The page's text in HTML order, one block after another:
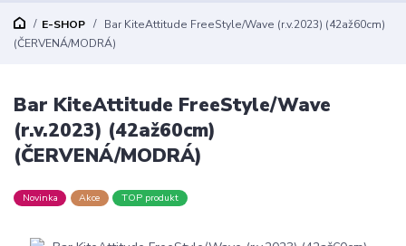
E-SHOP
Bar KiteAttitude FreeStyle/Wave (r.v.2023) (42až60cm)
(ČERVENÁ/MODRÁ)
Bar KiteAttitude FreeStyle/Wave
(r.v.2023) (42až60cm)
(ČERVENÁ/MODRÁ)
Novinka Akce TOP produkt